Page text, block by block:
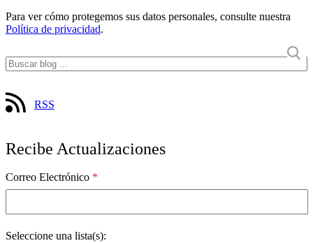
Para ver cómo protegemos sus datos personales, consulte nuestra
Política de privacidad.
RSS
Recibe Actualizaciones
Correo Electrónico *
Seleccione una lista(s):